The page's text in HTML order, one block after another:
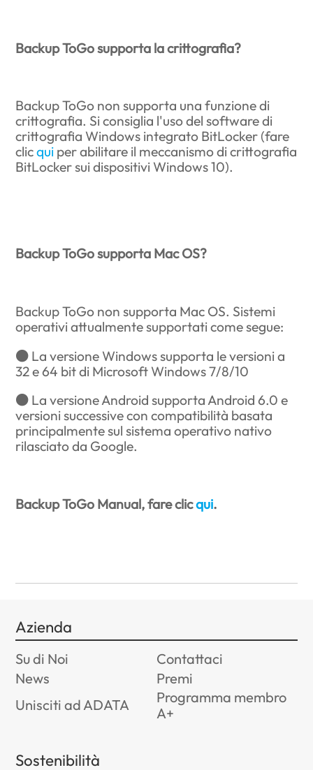
Backup ToGo supporta la crittografia?
Backup ToGo non supporta una funzione di
crittografia. Si consiglia l'uso del software di
crittografia Windows integrato BitLocker (fare
clicqui per abilitare il meccanismo di crittografia
BitLocker sui dispositivi Windows 10).
Backup ToGo supporta Mac OS?
Backup ToGo non supporta Mac OS. Sistemi
operativi attualmente supportati come segue:
● La versione Windows supporta le versioni a
32 e 64 bit di Microsoft Windows 7/8/10
● La versione Android supporta Android 6.0 e
versioni successive con compatibilità basata
principalmente sul sistema operativo nativo
rilasciato da Google.
Backup ToGo Manual, fare clicqui.
Azienda
Su di Noi
Contattaci
News
Premi
Unisciti ad ADATA
Programma membro
A+
Sostenibilità